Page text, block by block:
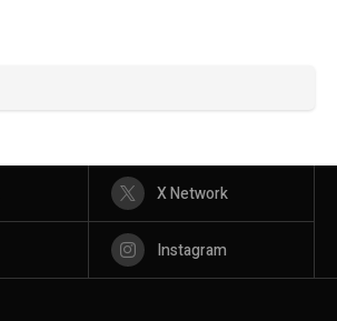
X Network
Instagram